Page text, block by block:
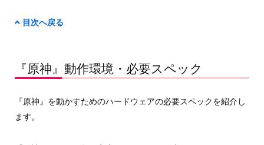
目次へ戻る
『原神』動作環境・必要スペック
『原神』を動かすためのハードウェアの必要スペックを紹介し
ます。